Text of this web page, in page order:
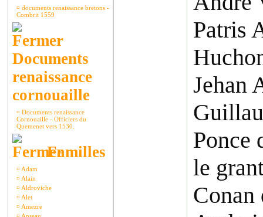
¤ documents renaissance bretons -
Combrit 1559
Documents
renaissance
cornouaille
¤ Documents renaissance
Cornouaille - Officiers du
Quemenet vers 1530.
Familles
¤ Adam
¤ Alain
¤ Aldroviche
¤ Alet
¤ Amezre
Patris
Jehan
Ponce
le
Conan